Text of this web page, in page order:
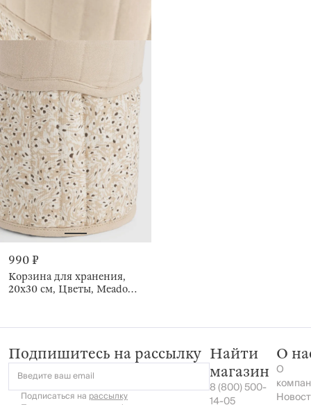
990 ₽
Корзина для хранения,
20х30 см, Цветы, Meadow
Подпишитесь на рассылку
Введите ваш email
Подписаться на рассылку
Найти
магазин
8 (800) 500-
14-05
О
О